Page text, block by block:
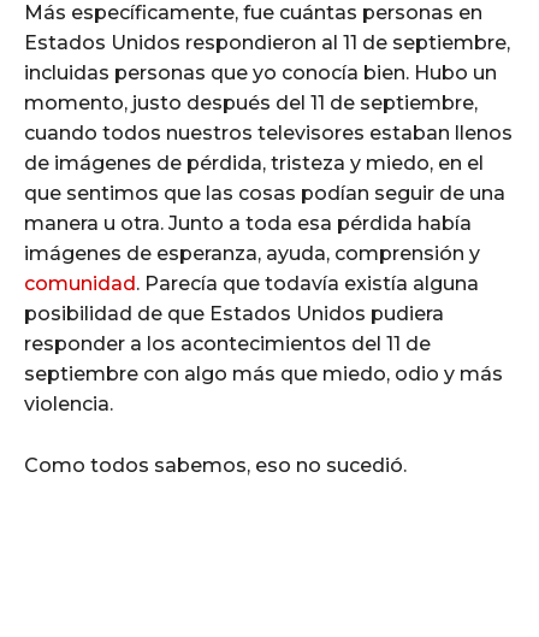
Más específicamente, fue cuántas personas en
Estados Unidos respondieron al 11 de septiembre,
incluidas personas que yo conocía bien. Hubo un
momento, justo después del 11 de septiembre,
cuando todos nuestros televisores estaban llenos
de imágenes de pérdida, tristeza y miedo, en el
que sentimos que las cosas podían seguir de una
manera u otra. Junto a toda esa pérdida había
imágenes de esperanza, ayuda, comprensión y
comunidad . Parecía que todavía existía alguna
posibilidad de que Estados Unidos pudiera
responder a los acontecimientos del 11 de
septiembre con algo más que miedo, odio y más
violencia.
Como todos sabemos, eso no sucedió.